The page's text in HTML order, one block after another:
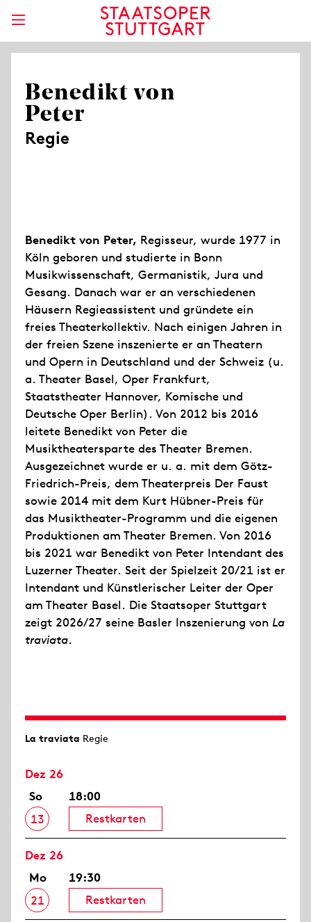
Benedikt von
Peter
Regie
Benedikt von Peter, Regisseur, wurde 1977 in
Köln geboren und studierte in Bonn
Musikwissenschaft, Germanistik, Jura und
Gesang. Danach war er an verschiedenen
Häusern Regieassistent und gründete ein
freies Theaterkollektiv. Nach einigen Jahren in
der freien Szene inszenierte er an Theatern
und Opern in Deutschland und der Schweiz (u.
a. Theater Basel, Oper Frankfurt,
Staatstheater Hannover, Komische und
Deutsche Oper Berlin). Von 2012 bis 2016
leitete Benedikt von Peter die
Musiktheatersparte des Theater Bremen.
Ausgezeichnet wurde er u. a. mit dem Götz-
Friedrich-Preis, dem Theaterpreis Der Faust
sowie 2014 mit dem Kurt Hübner-Preis für
das Musiktheater-Programm und die eigenen
Produktionen am Theater Bremen. Von 2016
bis 2021 war Benedikt von Peter Intendant des
Luzerner Theater. Seit der Spielzeit 20/21 ist er
Intendant und Künstlerischer Leiter der Oper
am Theater Basel. Die Staatsoper Stuttgart
zeigt 2026/27 seine Basler Inszenierung von La
traviata.
La traviata Regie
Dez 26
So
13
18:00
Restkarten
Dez 26
Mo
21
19:30
Restkarten